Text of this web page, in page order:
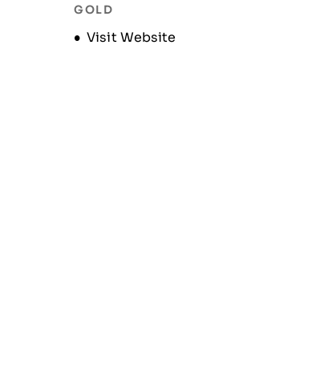
GOLD
Visit Website
Opens new window